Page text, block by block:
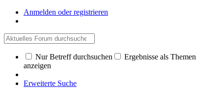
Anmelden oder registrieren
Nur Betreff durchsuchen
Ergebnisse als Themen
anzeigen
Erweiterte Suche